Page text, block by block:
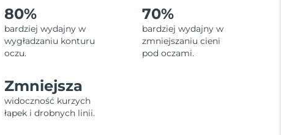
80%
bardziej wydajny w
wygładzaniu konturu
oczu.
70%
bardziej wydajny w
zmniejszaniu cieni
pod oczami.
Zmniejsza
widoczność kurzych
łapek i drobnych linii.